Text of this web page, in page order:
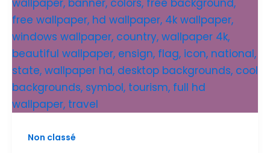
Non classé